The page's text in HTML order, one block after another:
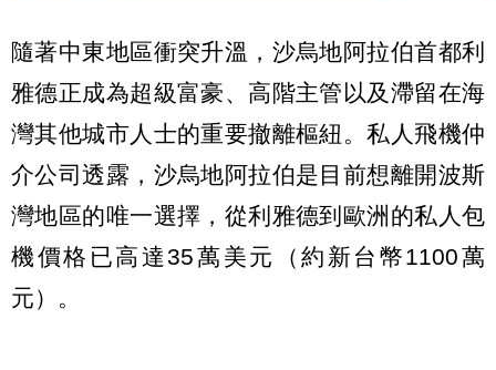
隨著中東地區衝突升溫，沙烏地阿拉伯首都利
雅德正成為超級富豪、高階主管以及滯留在海
灣其他城市人士的重要撤離樞紐。私人飛機仲
介公司透露，沙烏地阿拉伯是目前想離開波斯
灣地區的唯一選擇，從利雅德到歐洲的私人包
機價格已高達35萬美元（約新台幣1100萬
元）。